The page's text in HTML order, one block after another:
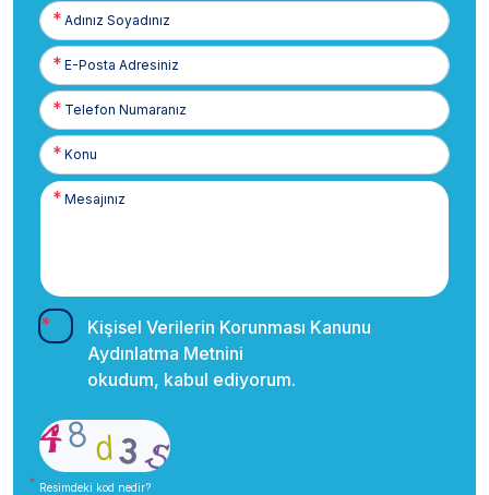
Adınız
Soyadınız
E-
Posta
Telefon
Numaranız
Kişisel Verilerin Korunması Kanunu
Aydınlatma Metnini
okudum, kabul ediyorum.
Resimdeki kod nedir?